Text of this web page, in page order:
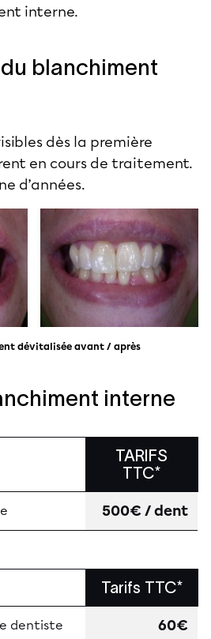
interne.
blanchiment
dès la première
en cours de traitement.
d’années.
dévitalisée avant / après
interne
TARIFS
TTC*
500€ / dent
Tarifs TTC*
dentiste 60€